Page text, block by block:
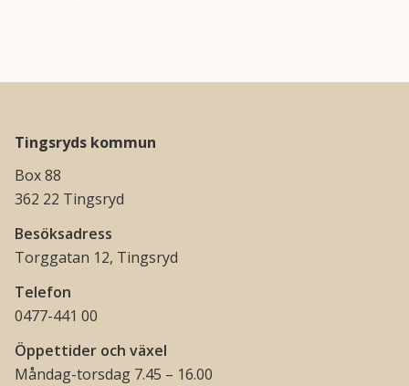
Tingsryds kommun
Box 88
362 22 Tingsryd
Besöksadress
Torggatan 12, Tingsryd
Telefon
0477-441 00
Öppettider och växel
Måndag-torsdag 7.45 – 16.00